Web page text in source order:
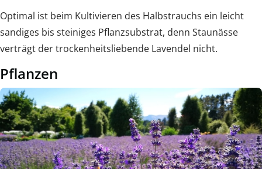
Optimal ist beim Kultivieren des Halbstrauchs ein leicht
sandiges bis steiniges Pflanzsubstrat, denn Staunässe
verträgt der trockenheitsliebende Lavendel nicht.
Pflanzen